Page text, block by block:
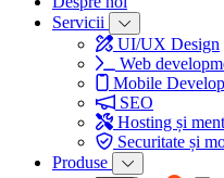
Servicii
UI/UX Design
Web
Mobile
SEO
Hosting și
Securitate și
Produse